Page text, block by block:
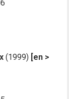
(1999) [en >